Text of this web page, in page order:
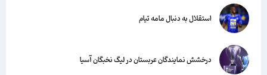
استقلال به دنبال مامه تیام
درخشش نمایندگان عربستان در لیگ نخبگان آسیا